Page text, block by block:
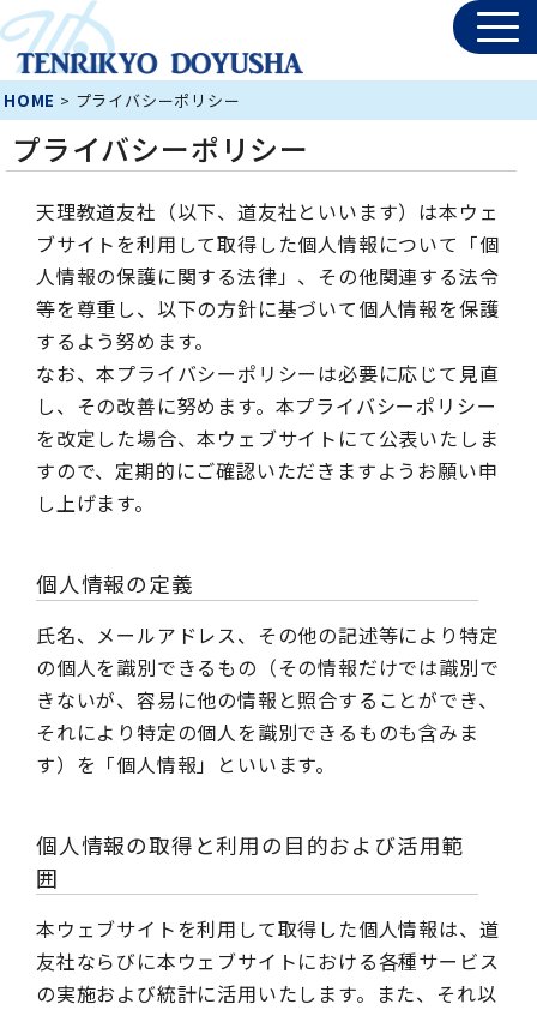
HOME > プライバシーポリシー
プライバシーポリシー
天理教道友社（以下、道友社といいます）は本ウェ
ブサイトを利用して取得した個人情報について「個
人情報の保護に関する法律」、その他関連する法令
等を尊重し、以下の方針に基づいて個人情報を保護
するよう努めます。
なお、本プライバシーポリシーは必要に応じて見直
し、その改善に努めます。本プライバシーポリシー
を改定した場合、本ウェブサイトにて公表いたしま
すので、定期的にご確認いただきますようお願い申
し上げます。
個人情報の定義
氏名、メールアドレス、その他の記述等により特定
の個人を識別できるもの（その情報だけでは識別で
きないが、容易に他の情報と照合することができ、
それにより特定の個人を識別できるものも含みま
す）を「個人情報」といいます。
個人情報の取得と利用の目的および活用範
囲
本ウェブサイトを利用して取得した個人情報は、道
友社ならびに本ウェブサイトにおける各種サービス
の実施および統計に活用いたします。また、それ以